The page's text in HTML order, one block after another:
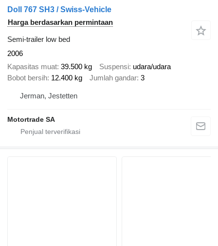
Doll 767 SH3 / Swiss-Vehicle
Harga berdasarkan permintaan
Semi-trailer low bed
2006
Kapasitas muat 39.500 kg Suspensi udara/udara
Bobot bersih 12.400 kg Jumlah gandar 3
Jerman, Jestetten
Motortrade SA